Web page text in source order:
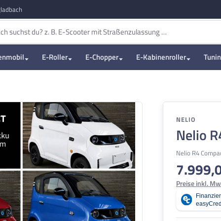
E-Roller E-Chopper E-Kabinenroller
NELIO
Nelio
Nelio R4
Regulärer
Preise inkl.